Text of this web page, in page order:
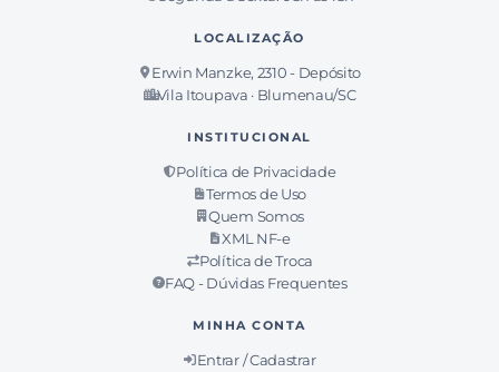
LOCALIZAÇÃO
Erwin Manzke, 2310 - Depósito
Vila Itoupava · Blumenau/SC
INSTITUCIONAL
Política de Privacidade
Termos de Uso
Quem Somos
XML NF-e
Política de Troca
FAQ - Dúvidas Frequentes
MINHA CONTA
Entrar / Cadastrar